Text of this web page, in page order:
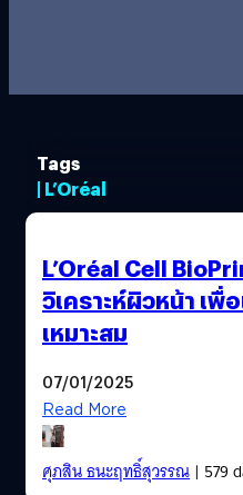
Tags
| L’Oréal
L’Oréal Cell
วิเคราะห์ผิวหน้า เ
เหมาะสม
07/01/2025
Read More
ศุภสิน ธนะฤทธิ์สุวรรณ| 579